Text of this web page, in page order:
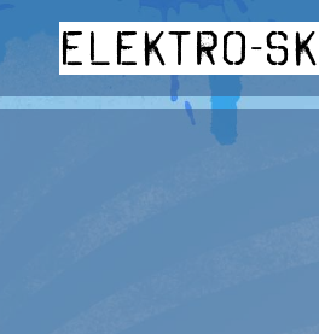
elektro-